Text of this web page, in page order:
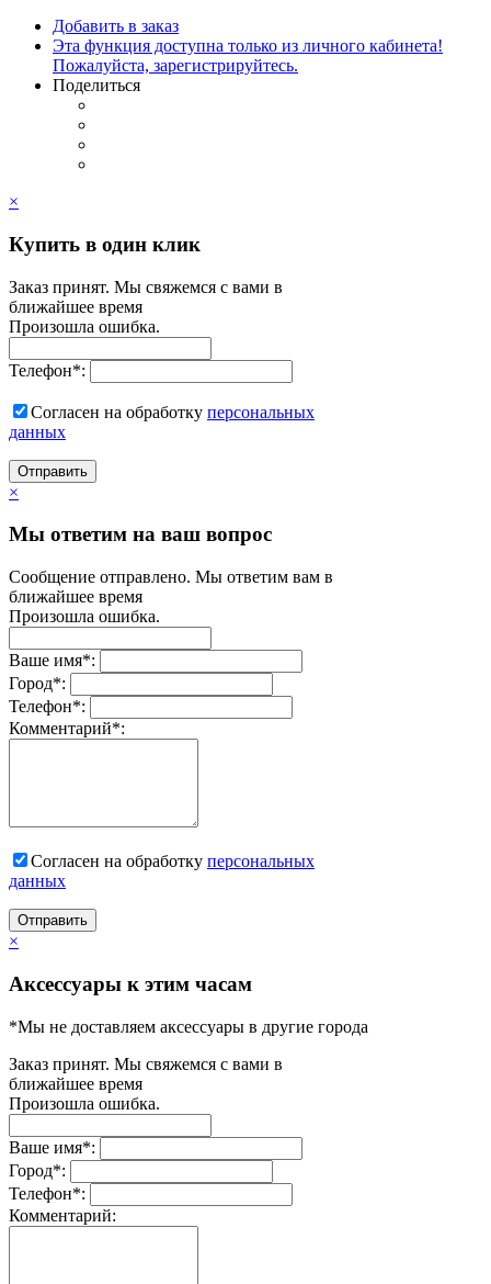
Добавить в заказ
Эта функция доступна только из личного кабинета!
Пожалуйста, зарегистрируйтесь.
Поделиться
×
Купить в один клик
Заказ принят. Мы свяжемся с вами в
ближайшее время
Произошла ошибка.
Телефон*:
Согласен на обработку персональныx
данных
Отправить
×
Мы ответим на ваш вопрос
Сообщение отправлено. Мы ответим вам в
ближайшее время
Произошла ошибка.
Ваше имя*:
Город*:
Телефон*:
Комментарий*:
Согласен на обработку персональныx
данных
Отправить
×
Аксессуары к этим часам
*Мы не доставляем аксессуары в другие города
Заказ принят. Мы свяжемся с вами в
ближайшее время
Произошла ошибка.
Ваше имя*:
Город*:
Телефон*:
Комментарий: